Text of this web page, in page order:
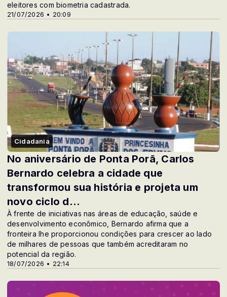
21/07/2026 • 20:09
eleitores com biometria cadastrada.
Cidadania
18/07/2026 • 22:14
No aniversário de Ponta Porã, Carlos
Bernardo celebra a cidade que
transformou sua história e projeta um
novo ciclo d...
À frente de iniciativas nas áreas de educação, saúde e
desenvolvimento econômico, Bernardo afirma que a
fronteira lhe proporcionou condições para crescer ao lado
de milhares de pessoas que também acreditaram no
potencial da região.